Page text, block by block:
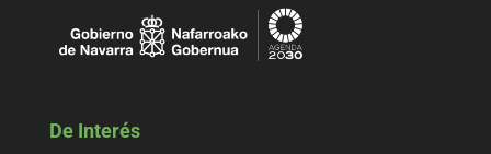
De Interés